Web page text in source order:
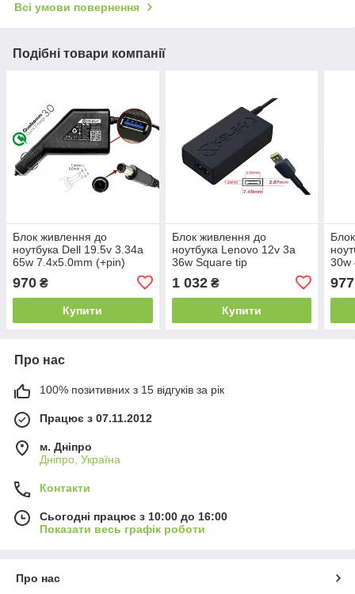
Всі умови повернення
Подібні товари компанії
Блок живлення до
ноутбука Dell 19.5v 3.34a
65w 7.4x5.0mm (+pin)
(Авто)) 12 міс.гар.
970 ₴
Купити
Блок живлення до
ноутбука Lenovo 12v 3a
36w Square tip
(Kolega-Power (A++)) 24
міс.гар.
1 032₴
Купити
30w
977
Про нас
100% позитивних з 15 відгуків за рік
Працює з 07.11.2012
м. Дніпро
Дніпро, Україна
Контакти
Сьогодні працює з 10:00 до 16:00
Показати весь графік роботи
Про нас